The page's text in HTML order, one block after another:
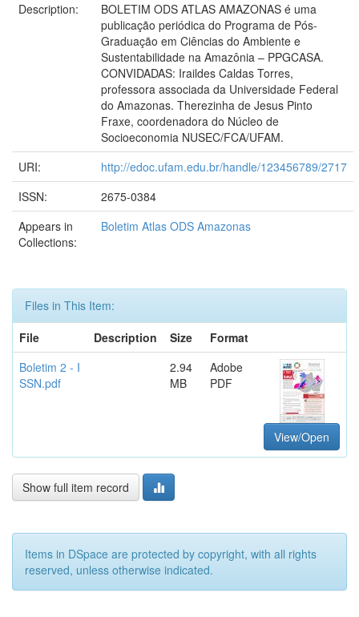
Description:
BOLETIM ODS ATLAS AMAZONAS é uma
publicação periódica do Programa de Pós-
Graduação em Ciências do Ambiente e
Sustentabilidade na Amazônia – PPGCASA.
CONVIDADAS: Iraildes Caldas Torres,
professora associada da Universidade Federal
do Amazonas. Therezinha de Jesus Pinto
Fraxe, coordenadora do Núcleo de
Socioeconomia NUSEC/FCA/UFAM.
URI:
http://edoc.ufam.edu.br/handle/123456789/2717
ISSN:
2675-0384
Appears in
Collections:
Boletim Atlas ODS Amazonas
Files in This Item:
File
Description Size
Format
Boletim 2 - I
SSN.pdf
2.94
MB
Adobe
PDF
View/Open
Show full item record
Items in DSpace are protected by copyright, with all rights
reserved, unless otherwise indicated.